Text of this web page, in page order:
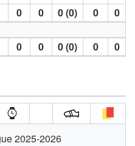
0 0 0 (0) 0 0
0 0 0 (0) 0 0
2025-2026